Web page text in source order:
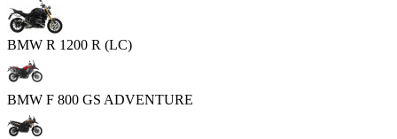
BMW R 1200 R (LC)
BMW F 800 GS ADVENTURE